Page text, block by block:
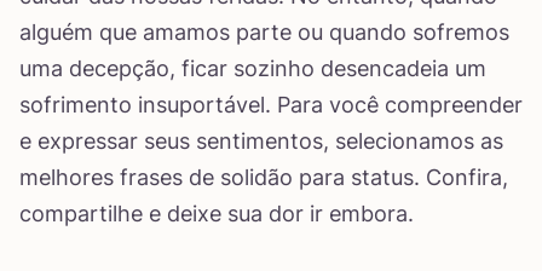
alguém que amamos parte ou quando sofremos
uma decepção, ficar sozinho desencadeia um
sofrimento insuportável. Para você compreender
e expressar seus sentimentos, selecionamos as
melhores frases de solidão para status. Confira,
compartilhe e deixe sua dor ir embora.